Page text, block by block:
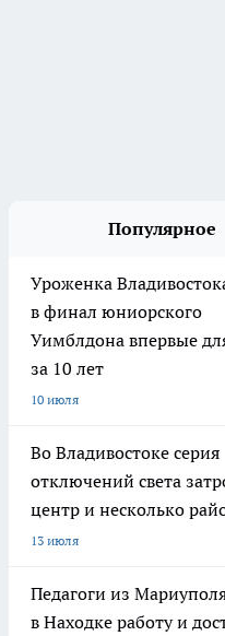
Популярное
Уроженка
в финал юниорского
Уимблдона впервые
за 10 лет
10 июля
Во Владивостоке серия
отключений света
центр и несколько
13 июля
Педагоги из
в Находке работу и